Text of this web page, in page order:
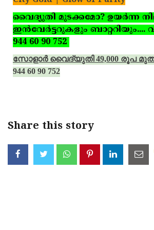
വൈദ്യുതി മുടക്കമോ? ഉയര്‍ന്ന
ഇന്‍വേര്‍ട്ടറുകളും ബാറ്ററിയും....
944 60 90 752
സോളാര്‍ വൈദ്യുതി 49,000 രൂപ
944 60 90 752
Share this story